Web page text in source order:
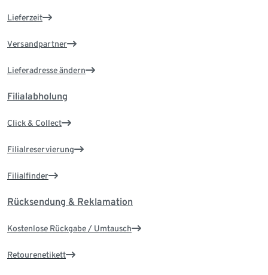
Lieferzeit
Versandpartner
Lieferadresse ändern
Filialabholung
Click & Collect
Filialreservierung
Filialfinder
Rücksendung & Reklamation
Kostenlose Rückgabe / Umtausch
Retourenetikett